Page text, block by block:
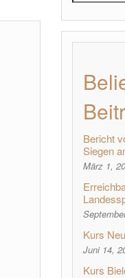
Bericht
Siegen
März 1,
Kurs
Juni 14,
Kurs